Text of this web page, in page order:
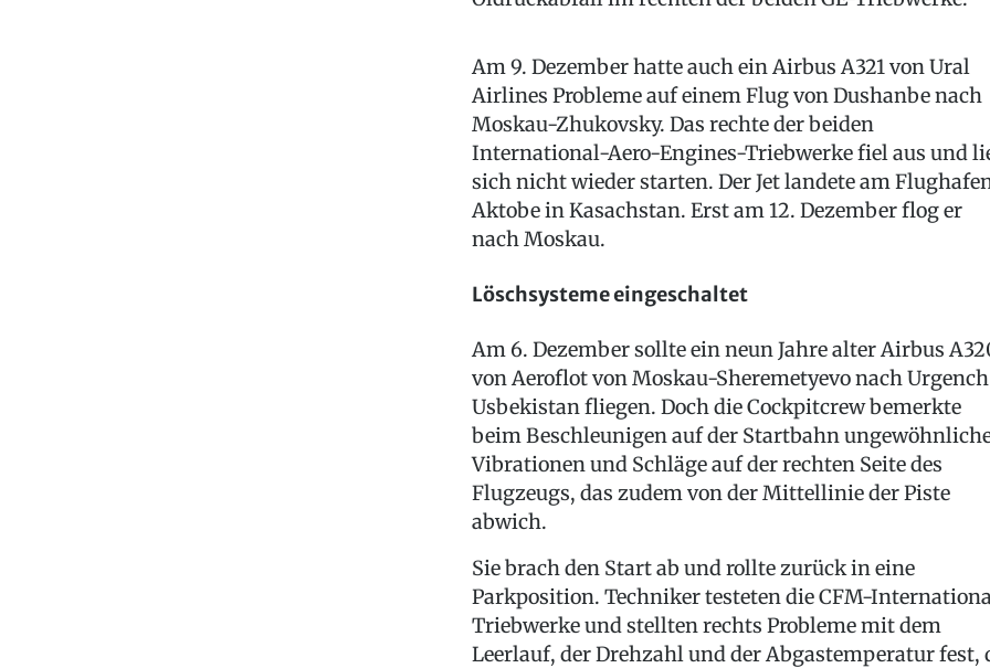
Am 9. Dezember hatte auch ein Airbus A321 von Ural
Airlines Probleme auf einem Flug von Dushanbe nach
Moskau-Zhukovsky. Das rechte der beiden
International-Aero-Engines-Triebwerke fiel aus und
sich nicht wieder starten. Der Jet landete am
Aktobe in Kasachstan. Erst am 12. Dezember flog er
nach Moskau.
Löschsysteme eingeschaltet
Am 6. Dezember sollte ein neun Jahre alter Airbus
von Aeroflot von Moskau-Sheremetyevo nach
Usbekistan fliegen. Doch die Cockpitcrew bemerkte
beim Beschleunigen auf der Startbahn
Vibrationen und Schläge auf der rechten Seite des
Flugzeugs, das zudem von der Mittellinie der Piste
abwich.
Sie brach den Start ab und rollte zurück in eine
Parkposition. Techniker testeten die CFM-
Triebwerke und stellten rechts Probleme mit dem
Leerlauf, der Drehzahl und der Abgastemperatur fest,